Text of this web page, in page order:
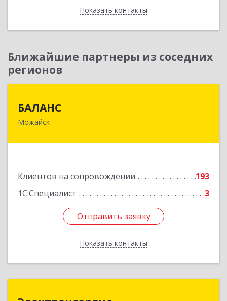
Показать контакты
Назад
Ближайшие партнеры из соседних
регионов
БАЛАНС
Можайск
Клиентов на сопровождении
193
1С:Специалист
3
Отправить заявку
Показать контакты
143200, Московская обл, Можайский р-н,
Подробнее
Отправить заявку
Назад